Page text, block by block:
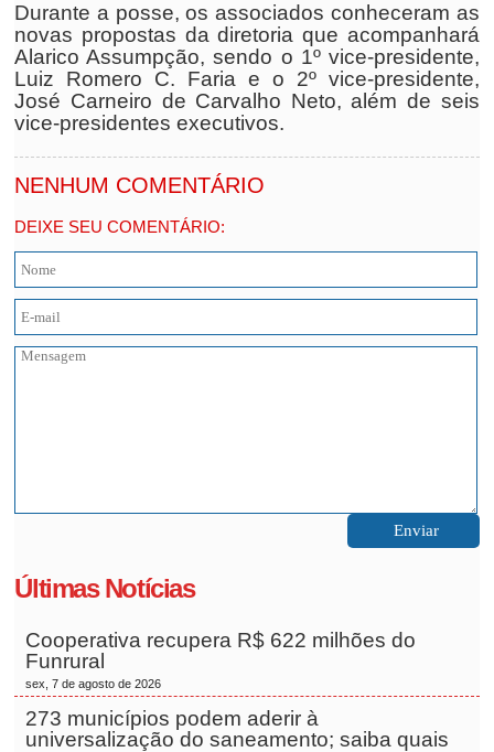
Durante a posse, os associados conheceram as
novas propostas da diretoria que acompanhará
Alarico Assumpção, sendo o 1º vice-presidente,
Luiz Romero C. Faria e o 2º vice-presidente,
José Carneiro de Carvalho Neto, além de seis
vice-presidentes executivos.
NENHUM COMENTÁRIO
DEIXE SEU COMENTÁRIO:
Últimas Notícias
Cooperativa recupera R$ 622 milhões do
Funrural
sex, 7 de agosto de 2026
273 municípios podem aderir à
universalização do saneamento; saiba quais